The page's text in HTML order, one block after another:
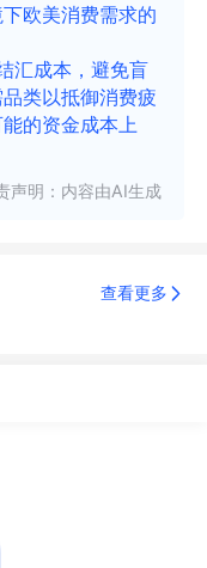
欧美消费需求的
汇成本，避免盲
类以抵御消费疲
的资金成本上
声明：内容由AI生成
查看更多